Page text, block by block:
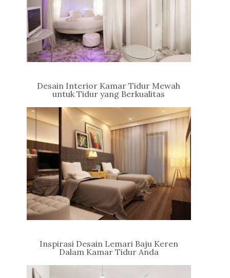
Desain Interior Kamar Tidur Mewah
untuk Tidur yang Berkualitas
Inspirasi Desain Lemari Baju Keren
Dalam Kamar Tidur Anda